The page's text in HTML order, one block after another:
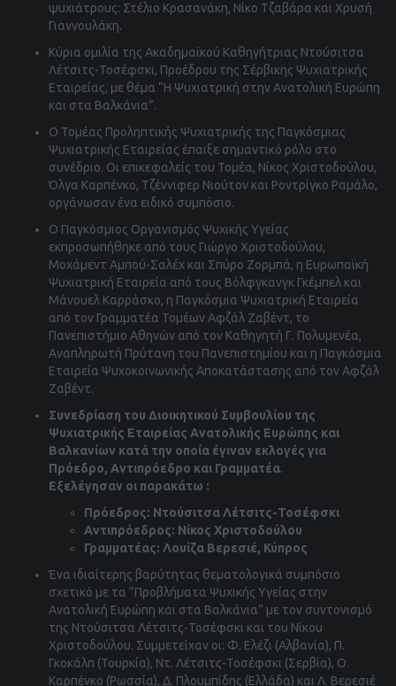
ψυχιάτρους: Στέλιο Κρασανάκη, Νίκο Τζαβάρα και Χρυσή
Γιαννουλάκη.
Κύρια ομιλία της Ακαδημαϊκού Καθηγήτριας Ντούσιτσα
Λέτσιτς-Τοσέφσκι, Προέδρου της Σέρβικης Ψυχιατρικής
Εταιρείας, με θέμα “Η Ψυχιατρική στην Ανατολική Ευρώπη
και στα Βαλκάνια”.
Ο Τομέας Προληπτικής Ψυχιατρικής της Παγκόσμιας
Ψυχιατρικής Εταιρείας έπαιξε σημαντικό ρόλο στο
συνέδριο. Οι επικεφαλείς του Τομέα, Νίκος Χριστοδούλου,
Όλγα Καρπένκο, Τζέννιφερ Νιούτον και Ροντρίγκο Ραμάλο,
οργάνωσαν ένα ειδικό συμπόσιο.
Ο Παγκόσμιος Οργανισμός Ψυχικής Υγείας
εκπροσωπήθηκε από τους Γιώργο Χριστοδούλου,
Μοχάμεντ Αμπού-Σαλέχ και Σπύρο Ζορμπά, η Ευρωπαϊκή
Ψυχιατρική Εταιρεία από τους Βόλφγκανγκ Γκέμπελ και
Μάνουελ Καρράσκο, η Παγκόσμια Ψυχιατρική Εταιρεία
από τον Γραμματέα Τομέων Αφζάλ Ζαβέντ, το
Πανεπιστήμιο Αθηνών από τον Καθηγητή Γ. Πολυμενέα,
Αναπληρωτή Πρύτανη του Πανεπιστημίου και η Παγκόσμια
Εταιρεία Ψυχοκοινωνικής Αποκατάστασης από τον Αφζάλ
Ζαβέντ.
Συνεδρίαση του Διοικητικού Συμβουλίου της
Ψυχιατρικής Εταιρείας Ανατολικής Ευρώπης και
Βαλκανίων κατά την οποία έγιναν εκλογές για
Πρόεδρο, Αντιπρόεδρο και Γραμματέα.
Εξελέγησαν οι παρακάτω :
Πρόεδρος: Ντούσιτσα Λέτσιτς-Τοσέφσκι
Αντιπρόεδρος: Νίκος Χριστοδούλου
Γραμματέας: Λουίζα Βερεσιέ, Κύπρος
Ένα ιδιαίτερης βαρύτητας θεματολογικά συμπόσιο
σχετικό με τα “Προβλήματα Ψυχικής Υγείας στην
Ανατολική Ευρώπη και στα Βαλκάνια” με τον συντονισμό
της Ντούσιτσα Λέτσιτς-Τοσέφσκι και του Νίκου
Χριστοδούλου. Συμμετείχαν οι: Φ. Ελέζι (Αλβανία), Π.
Γκοκάλπ (Τουρκία), Ντ. Λέτσιτς-Τοσέφσκι (Σερβία), Ο.
Καρπένκο (Ρωσσία), Δ. Πλουμπίδης (Ελλάδα) και Λ. Βερεσιέ